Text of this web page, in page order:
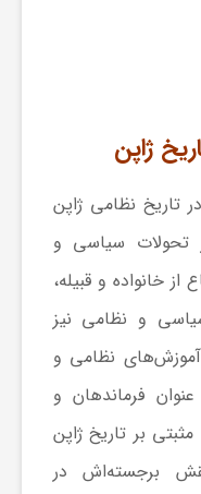
ژاپن
تاریخ نظامی ژاپن
تحولات سیاسی و
از خانواده و قبیله،
و نظامی نیز
آموزش‌های نظامی و
فرماندهان و
بر تاریخ ژاپن
برجسته‌اش در